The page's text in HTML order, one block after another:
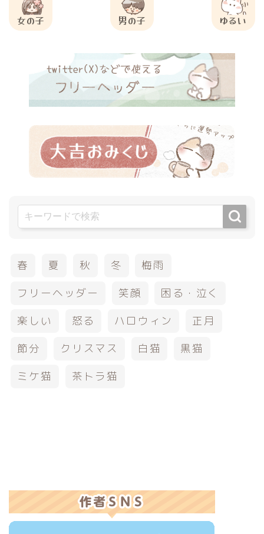
女の子 男の子 ゆるい
春 夏 秋 冬
梅雨
フリーヘッダー
笑顔
困る・泣く
楽しい
怒る ハロウィン
正月
節分
クリスマス 白猫
黒猫
ミケ猫
茶トラ猫